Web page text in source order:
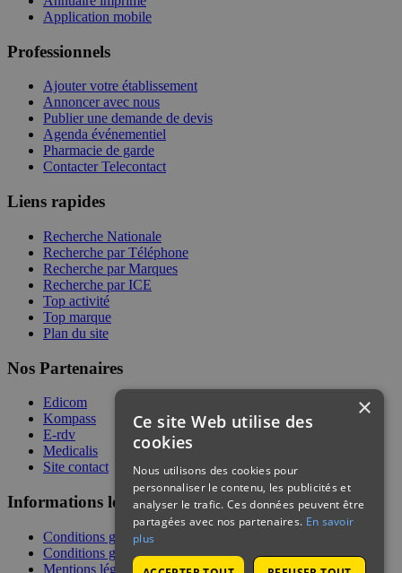
Application mobile
Professionnels
Ajouter votre établissement
Annoncer avec nous
Publier une demande de devis
Agenda événementiel
Pharmacie de garde
Contacter Telecontact
Liens rapides
Recherche Nationale
Recherche par Téléphone
Recherche par Marques
Recherche par ICE
Top activité
Top marque
Plan du site
Nos Partenaires
Edicom
Kompass
E-rdv
Medicalis
Site contact
Informations légales
Conditions générales de services
Conditions générales de vente
Mentions légales
×
Ce site Web utilise des
cookies
Nous utilisons des cookies pour
personnaliser le contenu, les publicités et
analyser le trafic. Ces données peuvent être
partagées avec nos partenaires. En savoir
plus